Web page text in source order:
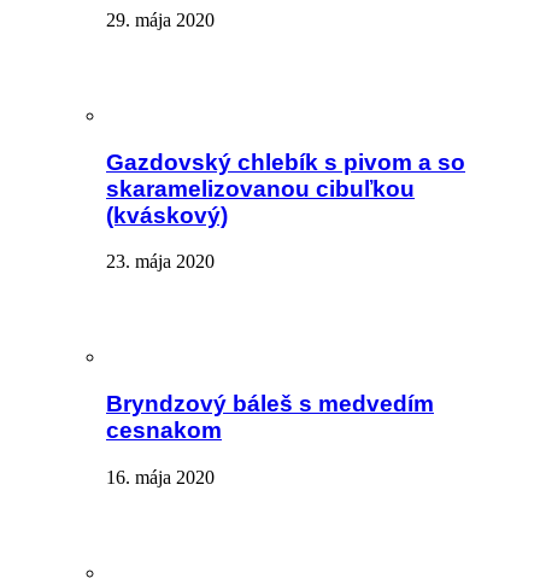
29. mája 2020
Gazdovský chlebík s pivom a so
skaramelizovanou cibuľkou
(kváskový)
23. mája 2020
Bryndzový báleš s medvedím
cesnakom
16. mája 2020